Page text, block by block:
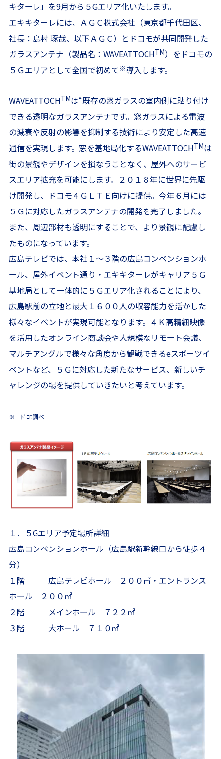
キターレ」を9月から５Gエリア化いたします。
エキキターレには、ＡＧＣ株式会社（東京都千代田区、
社長：島村 琢哉、以下ＡＧＣ）とドコモが共同開発した
ガラスアンテナ（製品名：WAVEATTOCHTM）をドコモの
５Ｇエリアとして全国で初めて ※導入します。
WAVEATTOCHTMは“既存の窓ガラスの室内側に貼り付け
できる透明なガラスアンテナです。窓ガラスによる電波
の減衰や反射の影響を抑制する技術により安定した高速
通信を実現します。窓を基地局化するWAVEATTOCHTMは
街の景観やデザインを損なうことなく、屋外へのサービ
スエリア拡充を可能にします。２０１８年に世界に先駆
け開発し、ドコモ４ＧＬＴＥ向けに提供。今年６月には
５Ｇに対応したガラスアンテナの開発を完了しました。
また、周辺部材も透明にすることで、より景観に配慮し
たものになっています。
広島テレビでは、本社１～３階の広島コンベンションホ
ール、屋外イベント通り・エキキターレがキャリア５Ｇ
基地局として一体的に５Ｇエリア化されることにより、
広島駅前の立地と最大１６００人の収容能力を活かした
様々なイベントが実現可能となります。４Ｋ高精細映像
を活用したオンライン商談会や大規模なリモート会議、
マルチアングルで様々な角度から観戦できるeスポーツイ
ベントなど、５Ｇに対応した新たなサービス、新しいチ
ャレンジの場を提供していきたいと考えています。
※ ﾄﾞｺﾓ調べ
１．５Gエリア予定場所詳細
広島コンベンションホール（広島駅新幹線口から徒歩４
分）
１階 広島テレビホール ２００㎡・エントランス
ホール ２００㎡
２階 メインホール ７２２㎡
３階 大ホール ７１０㎡